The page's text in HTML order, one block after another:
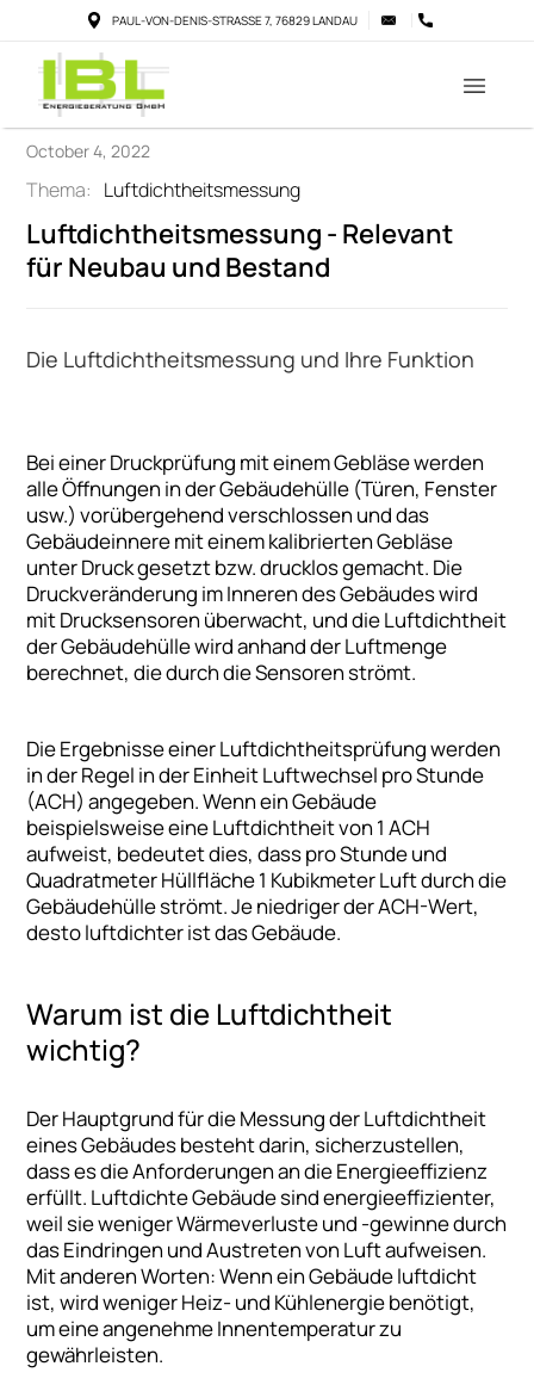
PAUL-VON-DENIS-STRASSE 7, 76829 LANDAU
October 4, 2022
Thema: Luftdichtheitsmessung
Luftdichtheitsmessung - Relevant
für Neubau und Bestand
Die Luftdichtheitsmessung und Ihre Funktion
Bei einer Druckprüfung mit einem Gebläse werden
alle Öffnungen in der Gebäudehülle (Türen, Fenster
usw.) vorübergehend verschlossen und das
Gebäudeinnere mit einem kalibrierten Gebläse
unter Druck gesetzt bzw. drucklos gemacht. Die
Druckveränderung im Inneren des Gebäudes wird
mit Drucksensoren überwacht, und die Luftdichtheit
der Gebäudehülle wird anhand der Luftmenge
berechnet, die durch die Sensoren strömt.
Die Ergebnisse einer Luftdichtheitsprüfung werden
in der Regel in der Einheit Luftwechsel pro Stunde
(ACH) angegeben. Wenn ein Gebäude
beispielsweise eine Luftdichtheit von 1 ACH
aufweist, bedeutet dies, dass pro Stunde und
Quadratmeter Hüllfläche 1 Kubikmeter Luft durch die
Gebäudehülle strömt. Je niedriger der ACH-Wert,
desto luftdichter ist das Gebäude.
Warum ist die Luftdichtheit
wichtig?
Der Hauptgrund für die Messung der Luftdichtheit
eines Gebäudes besteht darin, sicherzustellen,
dass es die Anforderungen an die Energieeffizienz
erfüllt. Luftdichte Gebäude sind energieeffizienter,
weil sie weniger Wärmeverluste und -gewinne durch
das Eindringen und Austreten von Luft aufweisen.
Mit anderen Worten: Wenn ein Gebäude luftdicht
ist, wird weniger Heiz- und Kühlenergie benötigt,
um eine angenehme Innentemperatur zu
gewährleisten.